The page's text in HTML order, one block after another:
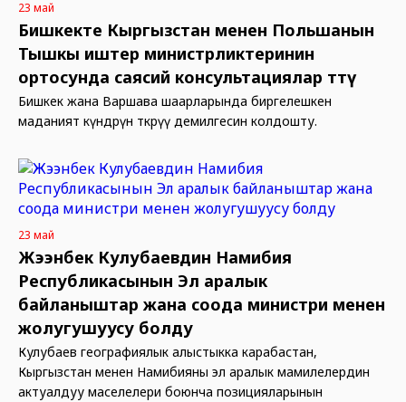
23 май
Бишкекте Кыргызстан менен Польшанын
Тышкы иштер министрликтеринин
ортосунда саясий консультациялар өттү
Бишкек жана Варшава шаарларында биргелешкен
маданият күндөрүн өткөрүү демилгесин колдошту.
23 май
Жээнбек Кулубаевдин Намибия
Республикасынын Эл аралык
байланыштар жана соода министри менен
жолугушуусу болду
Кулубаев географиялык алыстыкка карабастан,
Кыргызстан менен Намибияны эл аралык мамилелердин
актуалдуу маселелери боюнча позицияларынын